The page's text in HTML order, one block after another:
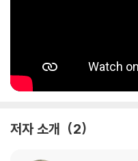
저자 소개 2